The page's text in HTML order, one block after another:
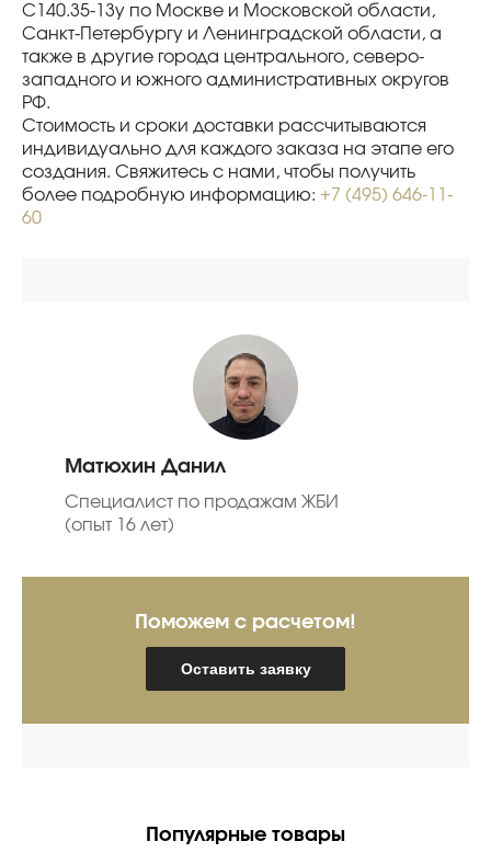
С140.35-13у по Москве и Московской области,
Санкт-Петербургу и Ленинградской области, а
также в другие города центрального, северо-
западного и южного административных округов
РФ.
Стоимость и сроки доставки рассчитываются
индивидуально для каждого заказа на этапе его
создания. Свяжитесь с нами, чтобы получить
более подробную информацию: +7 (495) 646-11-
60
Матюхин Данил
Специалист по продажам ЖБИ
(опыт 16 лет)
Поможем с расчетом!
Оставить заявку
Популярные товары